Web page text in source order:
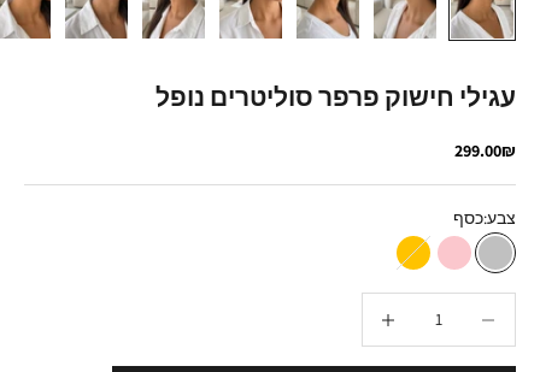
עגילי חישוק פרפר סוליטרים נופל
מחיר מבצע
299.00₪
צבע:כסף
כסף רוז גולד
זהב